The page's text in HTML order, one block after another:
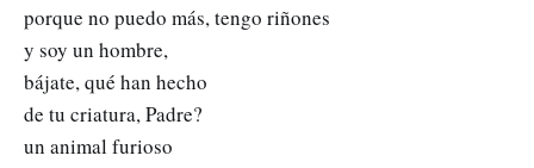
porque no puedo más, tengo riñones
y soy un hombre,
bájate, qué han hecho
de tu criatura, Padre?
un animal furioso